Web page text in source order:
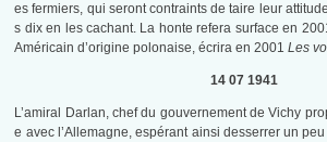
es fermiers, qui seront contraints de taire leur
s dix en les cachant. La honte refera surface en
Américain d’origine polonaise, écrira en 2001Les
14 07 1941
L’amiral Darlan, chef du gouvernement de Vichy
e avec l’Allemagne, espérant ainsi desserrer un peu